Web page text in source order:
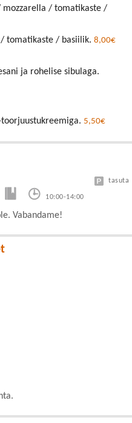
/ tomatikaste /
tomatikaste / basiilik. 8,00€
ja rohelise sibulaga.
5,50€
10:00-14:00
tasuta
Vabandame!